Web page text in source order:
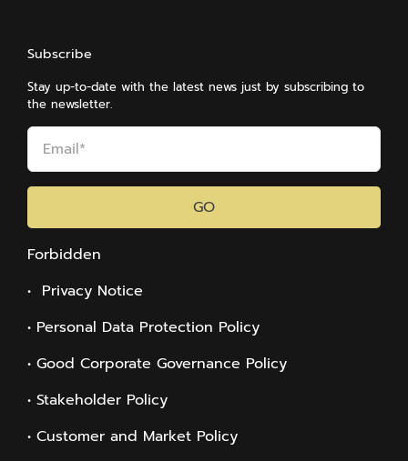
Subscribe
Stay up-to-date with the latest news just by subscribing to
the newsletter.
GO
Forbidden
• Privacy Notice
• Personal Data Protection Policy
• Good Corporate Governance Policy
• Stakeholder Policy
• Customer and Market Policy